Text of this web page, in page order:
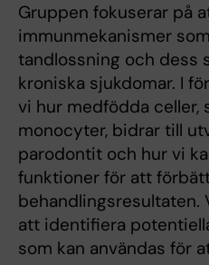
Gruppen fokuserar på
immunmekanismer
tandlossning och dess
kroniska sjukdomar. I
vi hur medfödda celler,
monocyter, bidrar till
parodontit och hur vi
funktioner för att
behandlingsresultaten.
att identifiera
som kan användas för